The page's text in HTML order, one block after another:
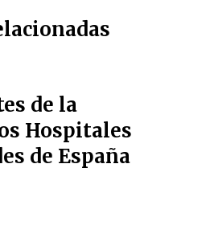
de la
Hospitales
de España